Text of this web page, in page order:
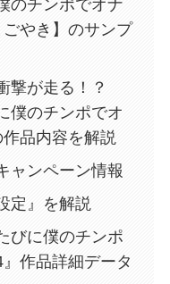
のチンポでオナ
やき】のサンプ
撃が走る！？
僕のチンポでオ
品内容を解説
ャンペーン情報
定』を解説
びに僕のチンポ
作品詳細データ